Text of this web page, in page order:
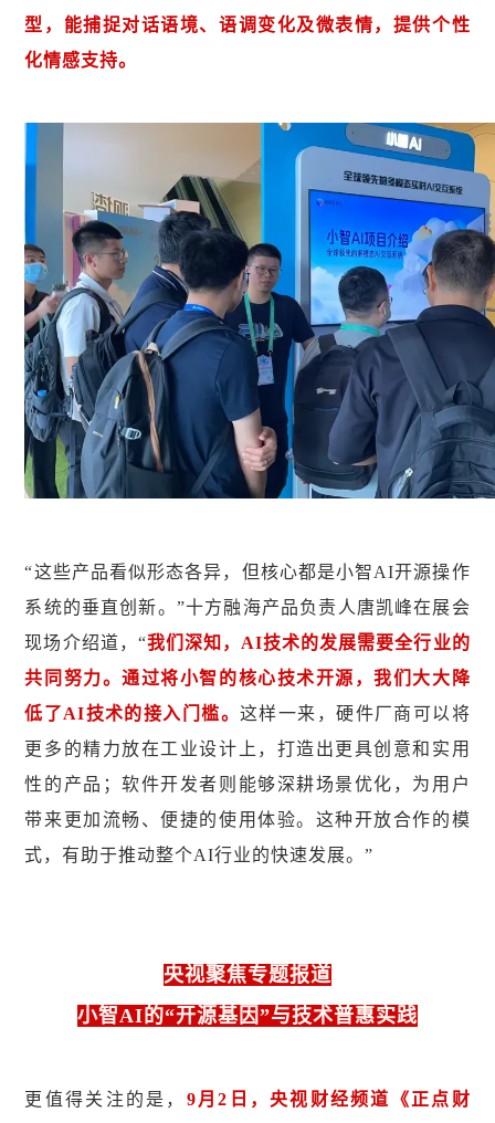
型，能捕捉对话语境、语调变化及微表情，提供个性
化情感支持。
“这些产品看似形态各异，但核心都是小智AI开源操作
系统的垂直创新。”十方融海产品负责人唐凯峰在展会
现场介绍道，“我们深知，AI技术的发展需要全行业的
共同努力。通过将小智的核心技术开源，我们大大降
低了AI技术的接入门槛。 这样一来，硬件厂商可以将
更多的精力放在工业设计上，打造出更具创意和实用
性的产品；软件开发者则能够深耕场景优化，为用户
带来更加流畅、便捷的使用体验。这种开放合作的模
式，有助于推动整个AI行业的快速发展。”
央视聚焦专题报道
小智AI的“开源基因”与技术普惠实践
更值得关注的是， 9月2日，央视财经频道《正点财